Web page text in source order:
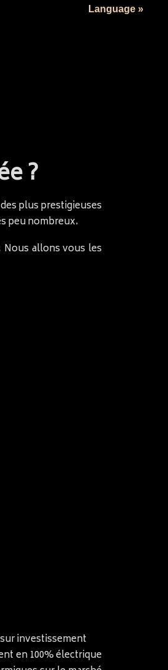
?
plus prestigieuses
peu nombreux.
allons vous les
investissement
en 100% électrique
Language »